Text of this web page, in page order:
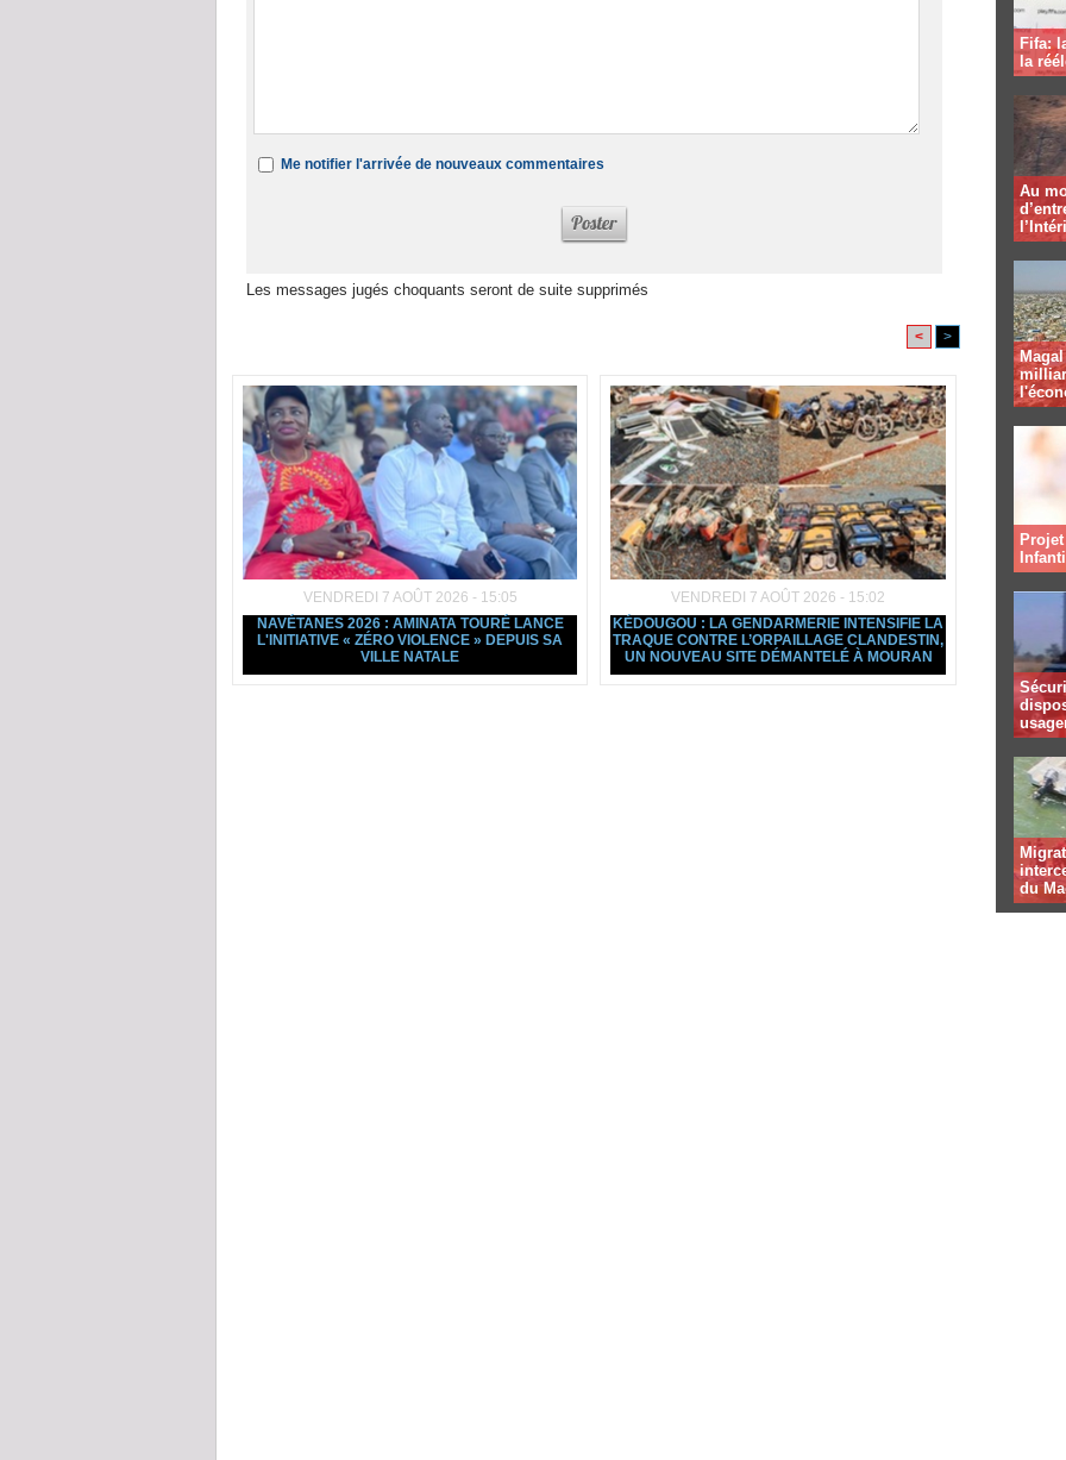
Me notifier l'arrivée de nouveaux commentaires
Les messages jugés choquants seront de suite supprimés
< >
VENDREDI 7 AOÛT 2026 - 15:05
NAVÉTANES 2026 : AMINATA TOURÉ LANCE
L'INITIATIVE « ZÉRO VIOLENCE » DEPUIS SA
VILLE NATALE
VENDREDI 7 AOÛT 2026 - 15:02
KÉDOUGOU : LA GENDARMERIE INTENSIFIE LA
TRAQUE CONTRE L’ORPAILLAGE CLANDESTIN,
UN NOUVEAU SITE DÉMANTELÉ À MOURAN
Fifa:
la
Au
du